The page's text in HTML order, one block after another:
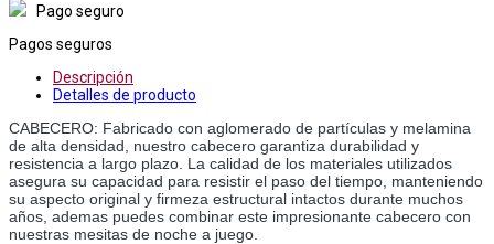
Pago seguro
Pagos seguros
Descripción
Detalles de producto
CABECERO: Fabricado con aglomerado de partículas y melamina
de alta densidad, nuestro cabecero garantiza durabilidad y
resistencia a largo plazo. La calidad de los materiales utilizados
asegura su capacidad para resistir el paso del tiempo, manteniendo
su aspecto original y firmeza estructural intactos durante muchos
años, ademas puedes combinar este impresionante cabecero con
nuestras mesitas de noche a juego.